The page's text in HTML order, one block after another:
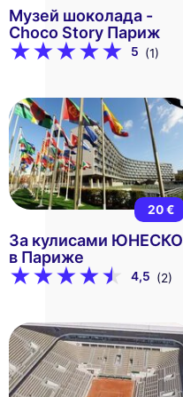
Музей шоколада -
Choco Story Париж
5 (1)
20 €
За кулисами ЮНЕСКО
в Париже
4,5 (2)